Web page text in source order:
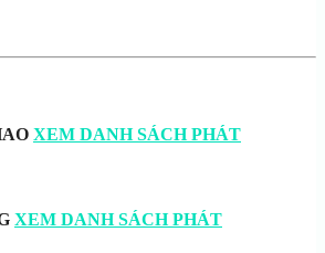
XEM DANH SÁCH PHÁT
XEM DANH SÁCH PHÁT